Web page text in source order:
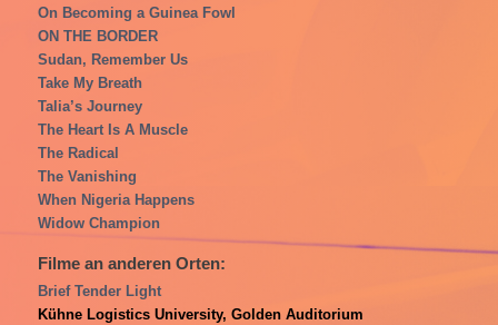
On Becoming a Guinea Fowl
ON THE BORDER
Sudan, Remember Us
Take My Breath
Talia’s Journey
The Heart Is A Muscle
The Radical
The Vanishing
When Nigeria Happens
Widow Champion
Filme an anderen Orten:
Brief Tender Light
Kühne Logistics University, Golden Auditorium